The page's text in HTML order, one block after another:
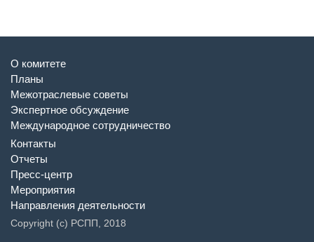
О комитете
Планы
Межотраслевые советы
Экспертное обсуждение
Международное сотрудничество
Контакты
Отчеты
Пресс-центр
Мероприятия
Направления деятельности
Copyright (c) РСПП, 2018